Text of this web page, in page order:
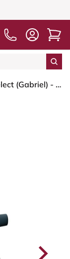
HÅG Capisco 8106 - Select (Gabriel) - Wolle / Polyamid - SC66194 - Blue - Silber - 200 mm (Sitzhöhe 46-64cm) - Bodengleiter